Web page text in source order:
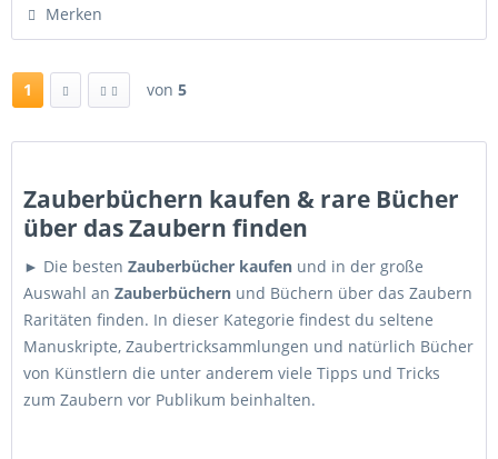
Merken
1 von 5
Zauberbüchern kaufen & rare Bücher
über das Zaubern finden
► Die besten Zauberbücher kaufen und in der große
Auswahl an Zauberbüchern und Büchern über das Zaubern
Raritäten finden. In dieser Kategorie findest du seltene
Manuskripte, Zaubertricksammlungen und natürlich Bücher
von Künstlern die unter anderem viele Tipps und Tricks
zum Zaubern vor Publikum beinhalten.